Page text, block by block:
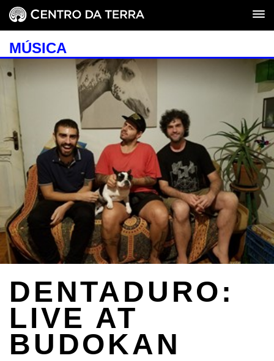
MÚSICA
DENTADURO:
LIVE AT
BUDOKAN